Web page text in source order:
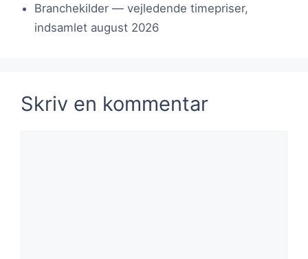
Branchekilder — vejledende timepriser,
indsamlet august 2026
Skriv en kommentar